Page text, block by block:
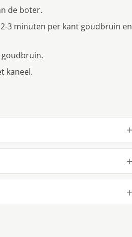
de boter.
3 minuten per kant goudbruin en
kaneel.